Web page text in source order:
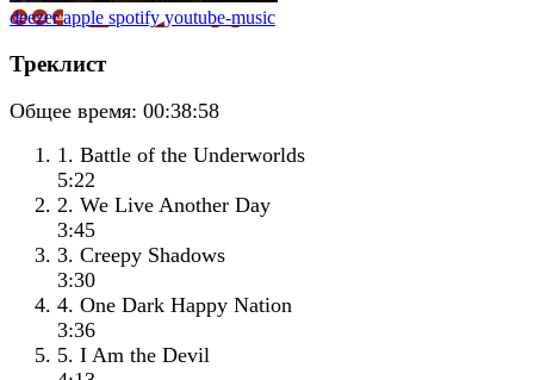
deezerapple spotifyyoutube-music
Треклист
Общее время: 00:38:58
1. Battle of the Underworlds
5:22
2. We Live Another Day
3:45
3. Creepy Shadows
3:30
4. One Dark Happy Nation
3:36
5. I Am the Devil